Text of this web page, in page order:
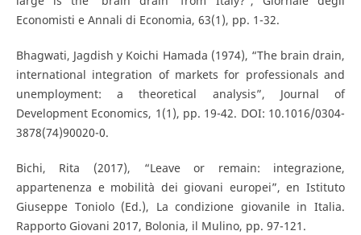
Economisti e Annali di Economia, 63(1), pp. 1-32.
Bhagwati, Jagdish y Koichi Hamada (1974), “The brain drain,
international integration of markets for professionals and
unemployment: a theoretical analysis”, Journal of
Development Economics, 1(1), pp. 19-42. DOI: 10.1016/0304-
3878(74)90020-0.
Bichi, Rita (2017), “Leave or remain: integrazione,
appartenenza e mobilità dei giovani europei”, en Istituto
Giuseppe Toniolo (Ed.), La condizione giovanile in Italia.
Rapporto Giovani 2017, Bolonia, il Mulino, pp. 97-121.